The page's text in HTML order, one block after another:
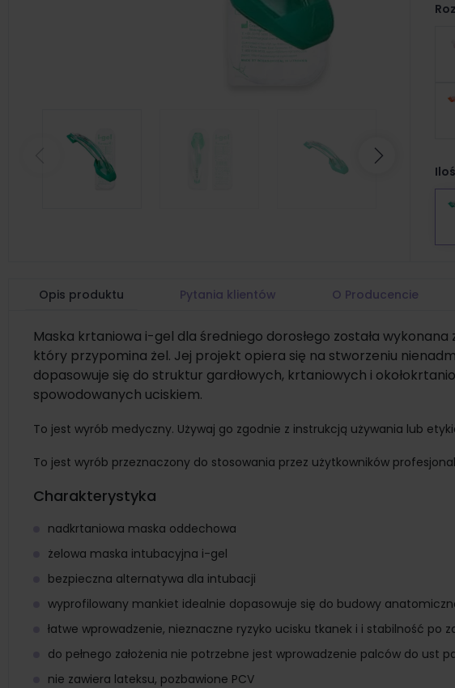
Poprzedni Następny
Opis produktu Pytania klientów O Producencie
Maska krtaniowa i-gel dla średniego dorosłego została
który przypomina żel. Jej projekt opiera się na stworzeniu
dopasowuje się do struktur gardłowych, krtaniowych i
spowodowanych uciskiem.
To jest wyrób medyczny. Używaj go zgodnie z instrukcją używania lub
To jest wyrób przeznaczony do stosowania przez użytkowników
Charakterystyka
nadkrtaniowa maska oddechowa
żelowa maska intubacyjna i-gel
bezpieczna alternatywa dla intubacji
wyprofilowany mankiet idealnie dopasowuje się do budowy
łatwe wprowadzenie, nieznaczne ryzyko ucisku tkanek i i stabilność po
do pełnego założenia nie potrzebne jest wprowadzenie palców do ust
nie zawiera lateksu, pozbawione PCV